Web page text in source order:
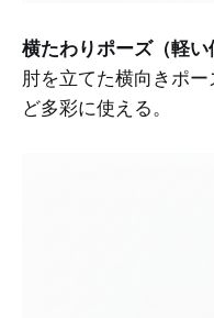
横たわりポーズ（軽い
肘を立てた横向きポ
ど多彩に使える。